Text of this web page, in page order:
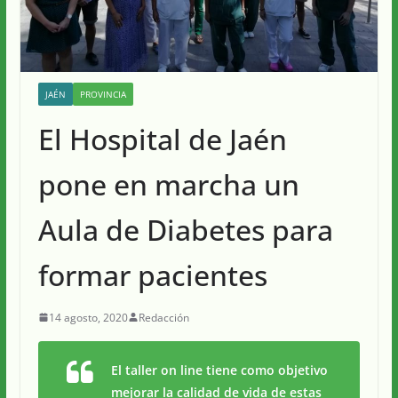
JAÉN PROVINCIA
El Hospital de Jaén
pone en marcha un
Aula de Diabetes para
formar pacientes
14 agosto, 2020 Redacción
El taller on line tiene como objetivo
mejorar la calidad de vida de estas